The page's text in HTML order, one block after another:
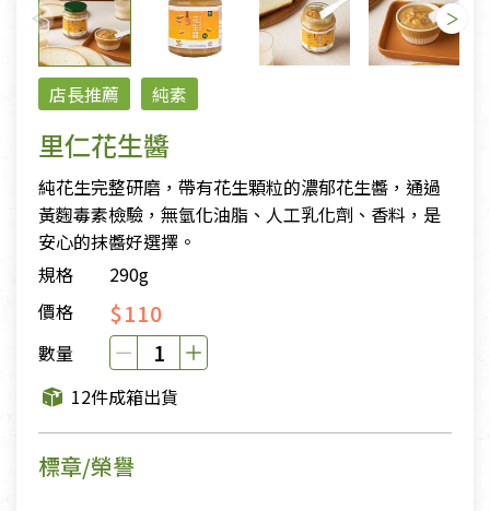
店長推薦 純素
里仁花生醬
純花生完整研磨，帶有花生顆粒的濃郁花生醬，通過
黃麴毒素檢驗，無氫化油脂、人工乳化劑、香料，是
安心的抹醬好選擇。
規格
290g
價格
$110
數量
12件成箱出貨
標章/榮譽